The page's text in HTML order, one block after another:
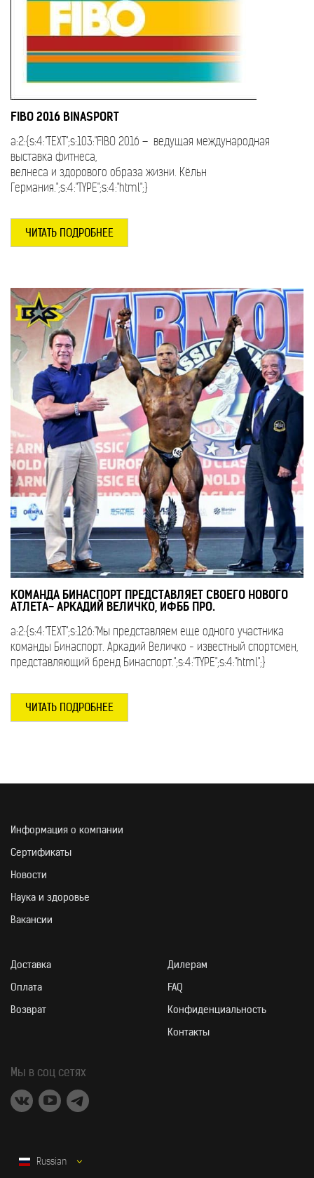
FIBO 2016 BINASPORT
a:2:{s:4:"TEXT";s:103:"FIBO 2016 – ведущая международная
выставка фитнеса,
велнеса и здорового образа жизни. Кёльн
Германия.";s:4:"TYPE";s:4:"html";}
ЧИТАТЬ ПОДРОБНЕЕ
КОМАНДА БИНАСПОРТ ПРЕДСТАВЛЯЕТ СВОЕГО НОВОГО
АТЛЕТА- АРКАДИЙ ВЕЛИЧКО, ИФББ ПРО.
a:2:{s:4:"TEXT";s:126:"Мы представляем еще одного участника
команды Бинаспорт. Аркадий Величко - известный спортсмен,
представляющий бренд Бинаспорт.";s:4:"TYPE";s:4:"html";}
ЧИТАТЬ ПОДРОБНЕЕ
Информация о компании
Сертификаты
Новости
Наука и здоровье
Вакансии
Доставка
Оплата
Возврат
Дилерам
FAQ
Конфиденциальность
Контакты
Мы в соц сетях
Russian